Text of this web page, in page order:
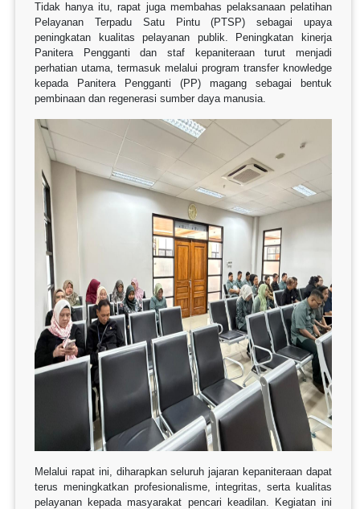
Tidak hanya itu, rapat juga membahas pelaksanaan pelatihan
Pelayanan Terpadu Satu Pintu (PTSP) sebagai upaya
peningkatan kualitas pelayanan publik. Peningkatan kinerja
Panitera Pengganti dan staf kepaniteraan turut menjadi
perhatian utama, termasuk melalui program transfer knowledge
kepada Panitera Pengganti (PP) magang sebagai bentuk
pembinaan dan regenerasi sumber daya manusia.
Melalui rapat ini, diharapkan seluruh jajaran kepaniteraan dapat
terus meningkatkan profesionalisme, integritas, serta kualitas
pelayanan kepada masyarakat pencari keadilan. Kegiatan ini